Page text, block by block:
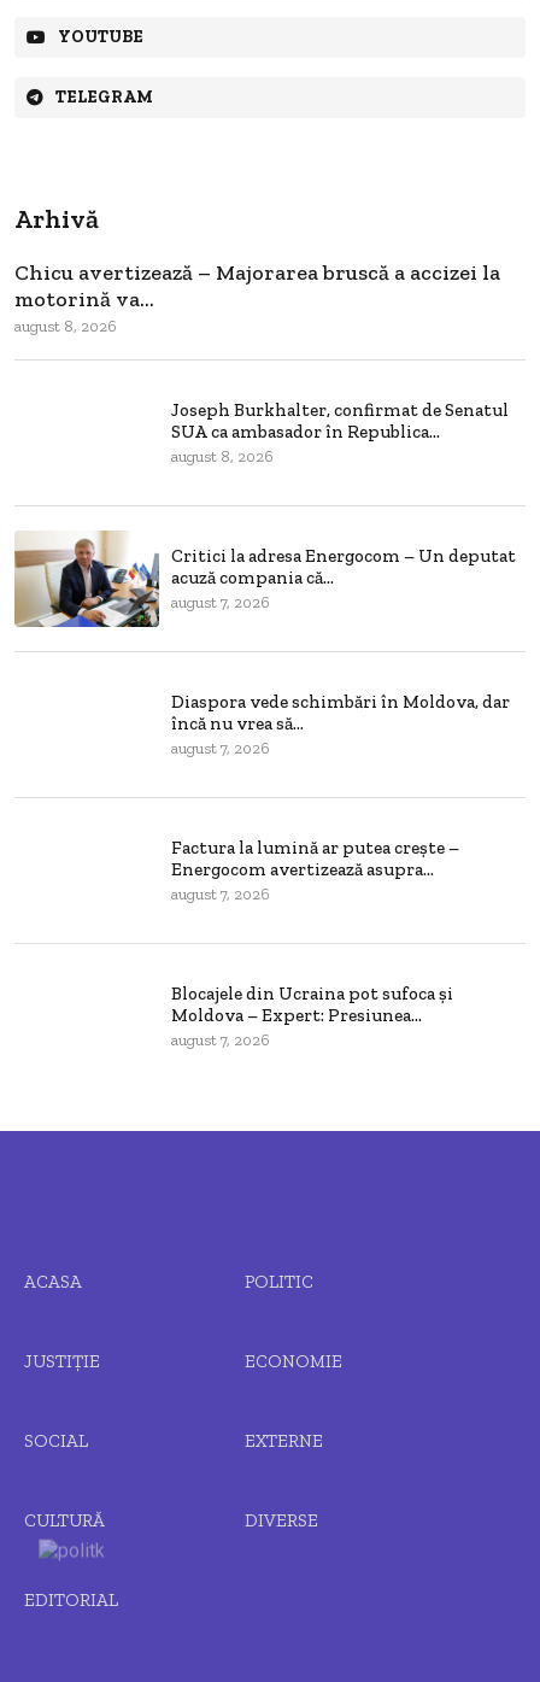
YOUTUBE
TELEGRAM
Arhivă
Chicu avertizează – Majorarea bruscă a accizei la
motorină va...
august 8, 2026
Joseph Burkhalter, confirmat de Senatul
SUA ca ambasador în Republica...
august 8, 2026
Critici la adresa Energocom – Un deputat
acuză compania că...
august 7, 2026
Diaspora vede schimbări în Moldova, dar
încă nu vrea să...
august 7, 2026
Factura la lumină ar putea crește –
Energocom avertizează asupra...
august 7, 2026
Blocajele din Ucraina pot sufoca și
Moldova – Expert: Presiunea...
august 7, 2026
ACASA POLITIC
JUSTIȚIE ECONOMIE
SOCIAL EXTERNE
CULTURĂ DIVERSE
EDITORIAL